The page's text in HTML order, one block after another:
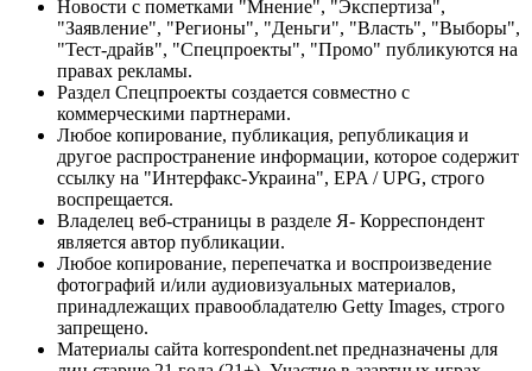
Новости с пометками "Мнение", "Экспертиза",
"Заявление", "Регионы", "Деньги", "Власть", "Выборы",
"Тест-драйв", "Спецпроекты", "Промо" публикуются на
правах рекламы.
Раздел Спецпроекты создается совместно с
коммерческими партнерами.
Любое копирование, публикация, републикация и
другое распространение информации, которое содержит
ссылку на "Интерфакс-Украина", EPA / UPG, строго
воспрещается.
Владелец веб-страницы в разделе Я- Корреспондент
является автор публикации.
Любое копирование, перепечатка и воспроизведение
фотографий и/или аудиовизуальных материалов,
принадлежащих правообладателю Getty Images, строго
запрещено.
Материалы сайта korrespondent.net предназначены для